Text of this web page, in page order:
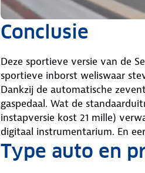
Conclusie
Deze sportieve versie van de
sportieve inborst weliswaar
Dankzij de automatische
gaspedaal. Wat de
instapversie kost 21 mille)
digitaal instrumentarium. En
Type auto en